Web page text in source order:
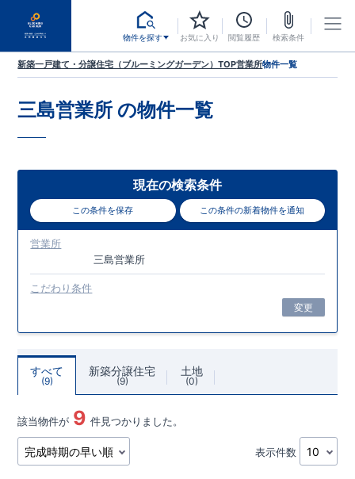
物件を探す お気に入り 閲覧履歴 検索条件
新築一戸建て・分譲住宅（ブルーミングガーデン）TOP営業所物件一覧
三島営業所 の物件一覧
現在の検索条件
この条件を保存 この条件の新着物件を通知
営業所
三島営業所
こだわり条件
変更
すべて
9
新築分譲住宅
9
土地
0
該当物件が 9 件見つかりました。
表示件数